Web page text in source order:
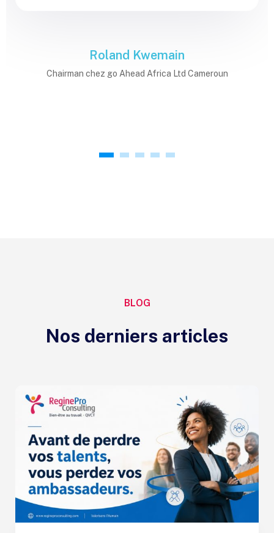
Roland Kwemain
Chairman chez go Ahead Africa Ltd Cameroun
1 2 3 4 5
BLOG
Nos derniers articles